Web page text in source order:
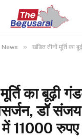
» खंडित तीनों मूर्ति का बूढ़ी गंडक नदी में किया गया
का बूढ़ी
डॉ
में 11000